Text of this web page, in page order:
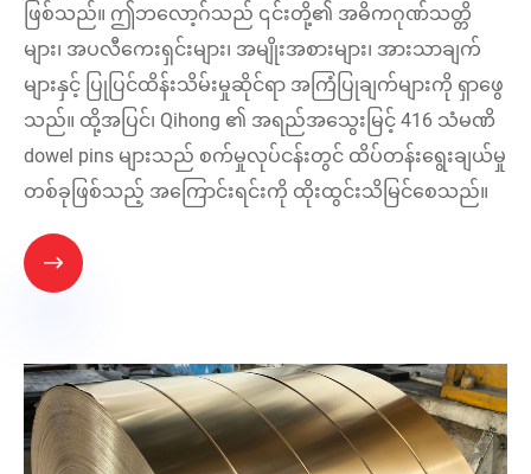
ဖြစ်သည်။ ဤဘလော့ဂ်သည် ၎င်းတို့၏ အဓိကဂုဏ်သတ္တိ
များ၊ အပလီကေးရှင်းများ၊ အမျိုးအစားများ၊ အားသာချက်
များနှင့် ပြုပြင်ထိန်းသိမ်းမှုဆိုင်ရာ အကြံပြုချက်များကို ရှာဖွေ
သည်။ ထို့အပြင်၊ Qihong ၏ အရည်အသွေးမြင့် 416 သံမဏိ
dowel pins များသည် စက်မှုလုပ်ငန်းတွင် ထိပ်တန်းရွေးချယ်မှု
တစ်ခုဖြစ်သည့် အကြောင်းရင်းကို ထိုးထွင်းသိမြင်စေသည်။
